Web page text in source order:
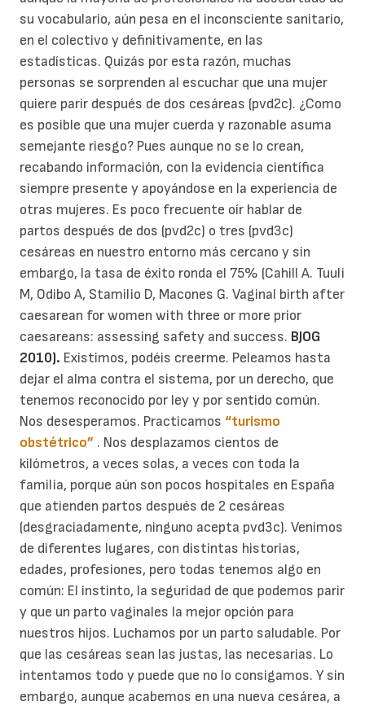
su vocabulario, aún pesa en el inconsciente sanitario,
en el colectivo y definitivamente, en las
estadísticas. Quizás por esta razón, muchas
personas se sorprenden al escuchar que una mujer
quiere parir después de dos cesáreas (pvd2c). ¿Como
es posible que una mujer cuerda y razonable asuma
semejante riesgo? Pues aunque no se lo crean,
recabando información, con la evidencia científica
siempre presente y apoyándose en la experiencia de
otras mujeres. Es poco frecuente oír hablar de
partos después de dos (pvd2c) o tres (pvd3c)
cesáreas en nuestro entorno más cercano y sin
embargo, la tasa de éxito ronda el 75% (Cahill A. Tuuli
M, Odibo A, Stamilio D, Macones G. Vaginal birth after
caesarean for women with three or more prior
caesareans: assessing safety and success. BJOG
2010). Existimos, podéis creerme. Peleamos hasta
dejar el alma contra el sistema, por un derecho, que
tenemos reconocido por ley y por sentido común.
Nos desesperamos. Practicamos “turismo
obstétrico” . Nos desplazamos cientos de
kilómetros, a veces solas, a veces con toda la
familia, porque aún son pocos hospitales en España
que atienden partos después de 2 cesáreas
(desgraciadamente, ninguno acepta pvd3c). Venimos
de diferentes lugares, con distintas historias,
edades, profesiones, pero todas tenemos algo en
común: El instinto, la seguridad de que podemos parir
y que un parto vaginales la mejor opción para
nuestros hijos. Luchamos por un parto saludable. Por
que las cesáreas sean las justas, las necesarias. Lo
intentamos todo y puede que no lo consigamos. Y sin
embargo, aunque acabemos en una nueva cesárea, a